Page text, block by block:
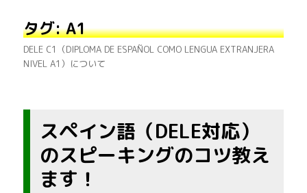
タグ:A1
DELE C1（DIPLOMA DE ESPAÑOL COMO LENGUA EXTRANJERA
NIVEL A1）について
スペイン語（DELE対応）
のスピーキングのコツ教え
ます！